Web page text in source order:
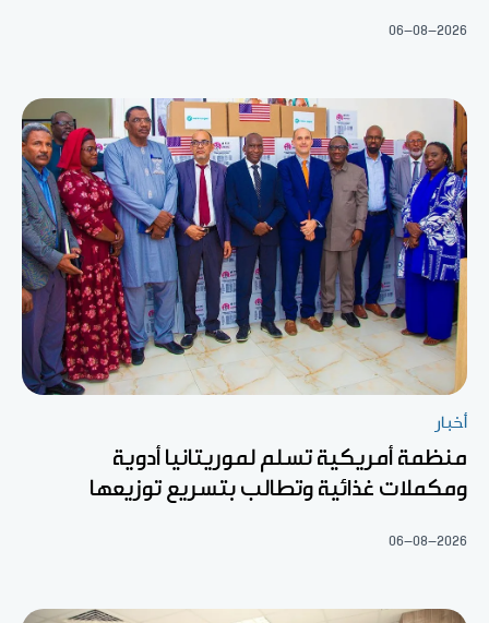
06-08-2026
أخبار
منظمة أمريكية تسلم لموريتانيا أدوية
ومكملات غذائية وتطالب بتسريع توزيعها
06-08-2026